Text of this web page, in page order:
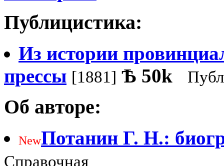
Публицистика:
Из истории
прессы [1881] Ѣ 50k
Об авторе:
NewПотанин Г. Н.:
Справочная